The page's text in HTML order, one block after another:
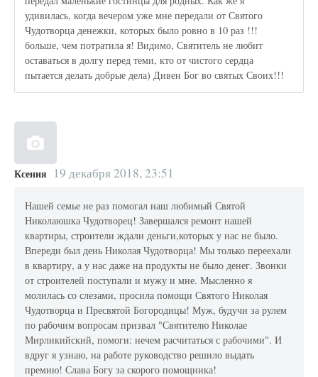
удивилась, когда вечером уже мне передали от Святого
Чудотворца денежки, которых было ровно в 10 раз !!!
больше, чем потратила я! Видимо, Святитель не любит
оставаться в долгу перед теми, кто от чистого сердца
пытается делать добрые дела) Дивен Бог во святых Своих!!!
Ксения 19 декабря 2018, 23:51
Нашей семье не раз помогал наш любимый Святой
Николаюшка Чудотворец! Завершался ремонт нашей
квартиры, строители ждали деньги,которых у нас не было.
Впереди был день Николая Чудотворца! Мы только переехали
в квартиру, а у нас даже на продукты не было денег. Звонки
от строителей поступали и мужу и мне. Мысленно я
молилась со слезами, просила помощи Святого Николая
Чудотворца и Пресвятой Богородицы! Муж, будучи за рулем
по рабочим вопросам призвал "Святителю Николае
Мирликийский, помоги: нечем расчитаться с рабочими". И
вдруг я узнаю, на работе руководство решило выдать
премию! Слава Богу за скорого помощника!